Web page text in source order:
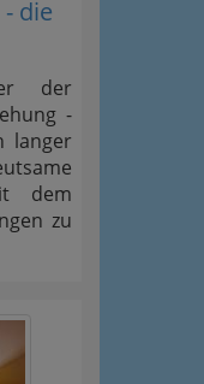
die
der
-
langer
dem
zu